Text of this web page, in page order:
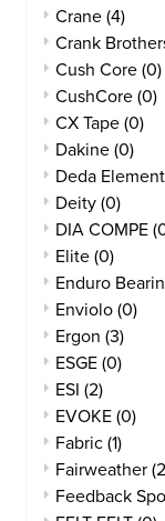
Crane (4)
Crank
Cush Core (0)
CushCore (0)
CX Tape (0)
Dakine (0)
Deda
Deity (0)
DIA COMPE
Elite (0)
Enduro
Enviolo (0)
Ergon (3)
ESGE (0)
ESI (2)
EVOKE (0)
Fabric (1)
Fairweather
Feedback